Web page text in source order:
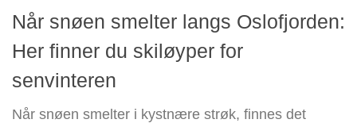
Når snøen smelter langs Oslofjorden:
Her finner du skiløyper for
senvinteren
Når snøen smelter i kystnære strøk, finnes det